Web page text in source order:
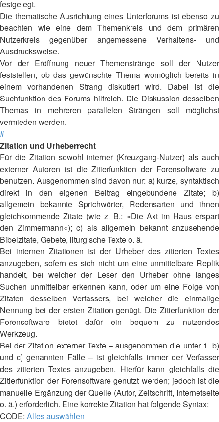
festgelegt.
Die thematische Ausrichtung eines Unterforums ist ebenso zu
beachten wie eine dem Themenkreis und dem primären
Nutzerkreis gegenüber angemessene Verhaltens- und
Ausdrucksweise.
Vor der Eröffnung neuer Themenstränge soll der Nutzer
feststellen, ob das gewünschte Thema womöglich bereits in
einem vorhandenen Strang diskutiert wird. Dabei ist die
Suchfunktion des Forums hilfreich. Die Diskussion desselben
Themas in mehreren parallelen Strängen soll möglichst
vermieden werden.
#
Zitation und Urheberrecht
Für die Zitation sowohl interner (Kreuzgang-Nutzer) als auch
externer Autoren ist die Zitierfunktion der Forensoftware zu
benutzen. Ausgenommen sind davon nur: a) kurze, syntaktisch
direkt in den eigenen Beitrag eingebundene Zitate; b)
allgemein bekannte Sprichwörter, Redensarten und ihnen
gleichkommende Zitate (wie z. B.: »Die Axt im Haus erspart
den Zimmermann«); c) als allgemein bekannt anzusehende
Bibelzitate, Gebete, liturgische Texte o. ä.
Bei internen Zitationen ist der Urheber des zitierten Textes
anzugeben, sofern es sich nicht um eine unmittelbare Replik
handelt, bei welcher der Leser den Urheber ohne langes
Suchen unmittelbar erkennen kann, oder um eine Folge von
Zitaten desselben Verfassers, bei welcher die einmalige
Nennung bei der ersten Zitation genügt. Die Zitierfunktion der
Forensoftware bietet dafür ein bequem zu nutzendes
Werkzeug.
Bei der Zitation externer Texte – ausgenommen die unter 1. b)
und c) genannten Fälle – ist gleichfalls immer der Verfasser
des zitierten Textes anzugeben. Hierfür kann gleichfalls die
Zitierfunktion der Forensoftware genutzt werden; jedoch ist die
manuelle Ergänzung der Quelle (Autor, Zeitschrift, Internetseite
o. ä.) erforderlich. Eine korrekte Zitation hat folgende Syntax:
CODE: Alles auswählen